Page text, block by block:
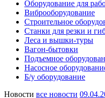
Оборудование для
Виброоборудование
Строительное
Станки для резки и
Леса и вышки-туры
Вагон-бытовки
Подъемное
Насосное
Б/у оборудование
Новости все новости